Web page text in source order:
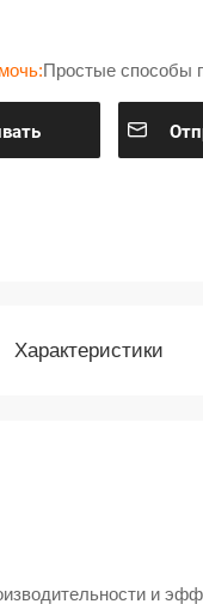
Простые способы

Характеристики
и